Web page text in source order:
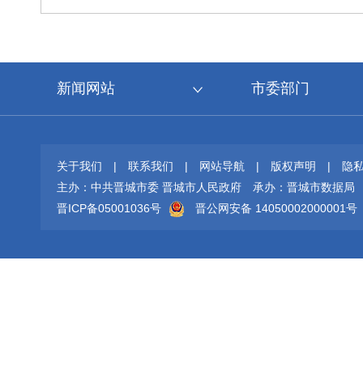
新闻网站 市委部门
关于我们 | 联系我们 | 网站导航 | 版权声明 |
隐
主办：中共晋城市委 晋城市人民政府
承办：晋城市数据局
晋ICP备05001036号
晋公网安备 14050002000001号